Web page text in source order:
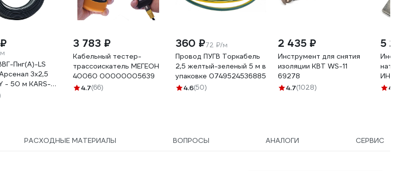
Пнг(A)-LS
3х2,5
- 50 м KARS-
3 783 ₽
Кабельный тестер-
трассоискатель МЕГЕОН
40060 00000005639
4.7(66)
360 ₽72 ₽/м
Провод ПУГВ Торкабель
2,5 желтый-зеленый 5 м в
упаковке 0749524536885
4.6(50)
2 435 ₽
Инструмент для снятия
изоляции КВТ WS-11
69278
4.7(1028)
5
ИНТу
4
РАСХОДНЫЕ МАТЕРИАЛЫ ВОПРОСЫ АНАЛОГИ СЕРВИС